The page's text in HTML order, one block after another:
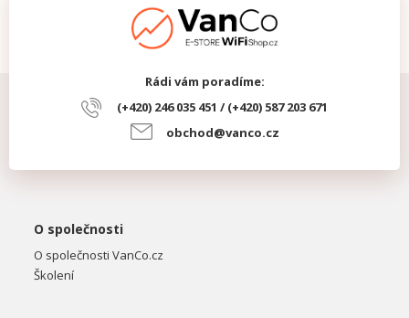
Rádi vám poradíme:
(+420) 246 035 451 / (+420) 587 203 671
obchod@vanco.cz
O společnosti
O společnosti VanCo.cz
Školení